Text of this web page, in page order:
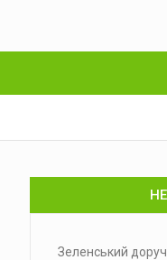
Зеленський